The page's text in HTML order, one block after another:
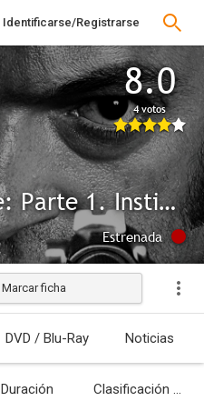
Identificarse/Registrarse
8.0
4 votos
Mesrine: Parte 1. Instinto de muerte
Estrenada
Marcar ficha
DVD / Blu-Ray Noticias
Duración Clasificación por edades